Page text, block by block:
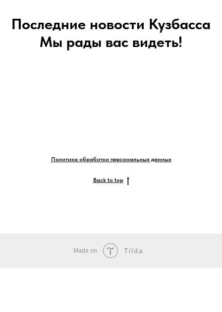
Последние новости Кузбасса
Мы рады вас видеть!
Политика обработки персональных данных
Back to top
Made on Tilda